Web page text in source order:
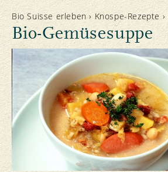
Bio Suisse erleben› Knospe-Rezepte›
Bio-Gemüsesuppe